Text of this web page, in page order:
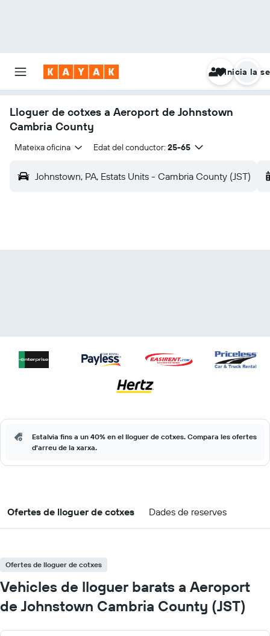
Inicia la
Lloguer de cotxes a Aeroport de Johnstown
Cambria County
Mateixa oficina Edat del conductor: 25-65
Johnstown, PA, Estats Units - Cambria County (JST)
Estalvia fins a un 40% en el lloguer de cotxes. Compara les ofertes
d'arreu de la xarxa.
Ofertes de lloguer de cotxes Dades de reserves
Ofertes de lloguer de cotxes
Vehicles de lloguer barats a Aeroport
de Johnstown Cambria County (JST)